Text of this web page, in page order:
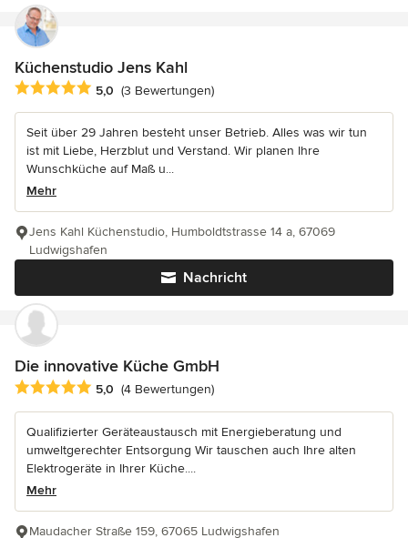
Küchenstudio Jens Kahl
Durchschnittliche Bewertung: 5 von 5 Sternen
5,0 (3 Bewertungen)
Seit über 29 Jahren besteht unser Betrieb. Alles was wir tun
ist mit Liebe, Herzblut und Verstand. Wir planen Ihre
Wunschküche auf Maß u...
Mehr
Nachricht
Jens Kahl Küchenstudio, Humboldtstrasse 14 a, 67069
Ludwigshafen
Die innovative Küche GmbH
Durchschnittliche Bewertung: 5 von 5 Sternen
5,0 (4 Bewertungen)
Qualifizierter Geräteaustausch mit Energieberatung und
umweltgerechter Entsorgung Wir tauschen auch Ihre alten
Elektrogeräte in Ihrer Küche....
Mehr
Maudacher Straße 159, 67065 Ludwigshafen